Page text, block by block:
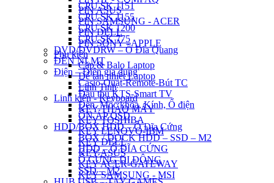
CPU SK 1151
CPU SK 1155
CPU SK 1200
CPU SK 775
DVD/DVDRW – Ổ Đĩa Quang
ĐÈN NLMT
Điện – Điện gia dụng
Casio-Quạt-Remote-Bút TC
Đầu thu KTS-Smart TV
Đèn, Móc khóa, Kính, Ổ điện
ỔN ÁP QSD
HDD/BOX HDD – Ổ Đĩa Cứng
BOX / DOCK HDD – SSD – M2
HDD – Ổ ĐĨA CỨNG
Ổ CỨNG DI ĐỘNG
SSD – M2
PIN ASUS
PIN SAMSUNG - ACER
PIN DELL
PIN SONY - APPLE
Phụ kiện
Cặp & Balo Laptop
Đế tản nhiệt Laptop
Linh Tinh
Linh kiện - Keyboard
KEY THÁO MÁY
KEY TOSHIBA
KEY LENOVO-IBM
KEY DELL
KEY ASUS
KEY ACER-GATEWAY
KEY SAMSUNG - MSI